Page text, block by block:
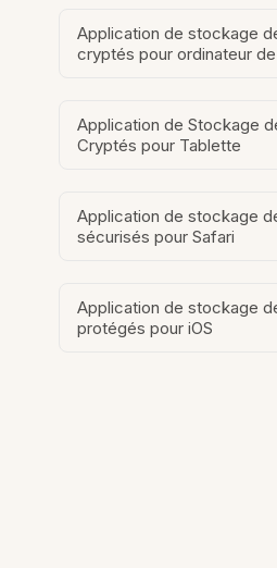
Application de stockage
cryptés pour ordinateur
Application de Stockage
Cryptés pour Tablette
Application de stockage
sécurisés pour Safari
Application de stockage
protégés pour iOS